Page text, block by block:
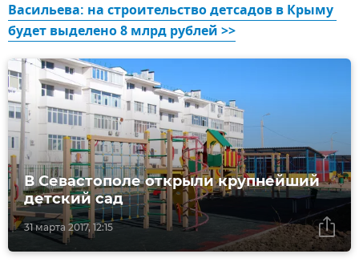
Васильева: на строительство детсадов в Крыму
будет выделено 8 млрд рублей >>
31 марта 2017, 12:15
В Севастополе открыли крупнейший
детский сад